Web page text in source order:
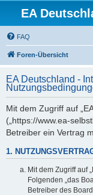
EA
FAQ
Foren-Übersicht
EA Deutschland -
Mit dem Zugriff auf
(„https://www.ea-
Betreiber ein Vertrag
1.
Mit dem Zugriff auf
Folgenden „das
Betreiber des